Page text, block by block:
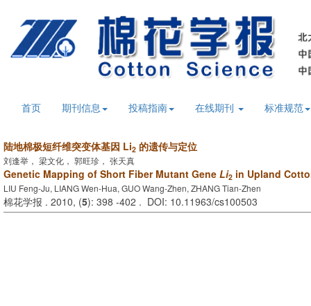
首页 期刊信息 投稿指南 在线期刊 标准规范
陆地棉极短纤维突变体基因 Li2 的遗传与定位
刘逢举， 梁文化， 郭旺珍， 张天真
Genetic Mapping of Short Fiber Mutant Gene Li2 in Upland
LIU Feng-Ju, LIANG Wen-Hua, GUO Wang-Zhen, ZHANG Tian-Zhen
棉花学报 . 2010, (5): 398 -402 . DOI: 10.11963/cs100503